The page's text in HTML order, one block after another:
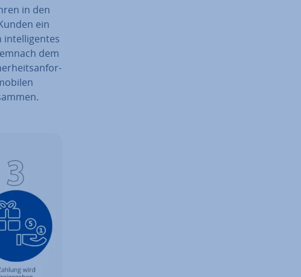
in den
ein
in­tel­li­gen­tes
dem